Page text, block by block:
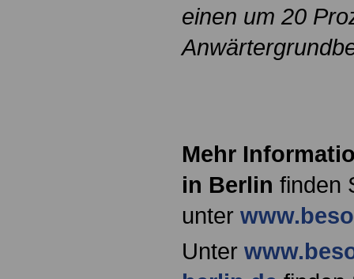
einen um 20
Mehr
in Berlin finden
unter
Unter